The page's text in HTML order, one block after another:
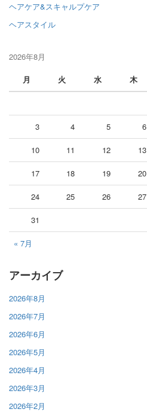
ヘアケア&スキャルプケア
ヘアスタイル
2026年8月
月
火 水 木
« 7月
3 4 5 6
10 11 12 13
17 18 19 20
24 25 26 27
31
アーカイブ
2026年8月
2026年7月
2026年6月
2026年5月
2026年4月
2026年3月
2026年2月